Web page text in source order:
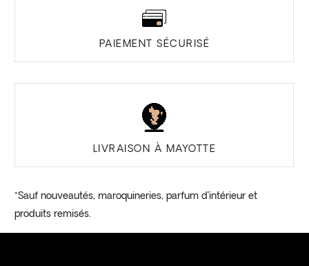
PAIEMENT SÉCURISÉ
LIVRAISON À MAYOTTE
*Sauf nouveautés, maroquineries, parfum d’intérieur et
produits remisés.